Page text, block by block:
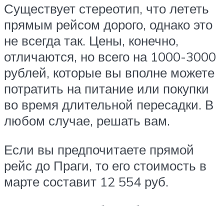
Существует стереотип, что лететь
прямым рейсом дорого, однако это
не всегда так. Цены, конечно,
отличаются, но всего на 1000-3000
рублей, которые вы вполне можете
потратить на питание или покупки
во время длительной пересадки. В
любом случае, решать вам.
Если вы предпочитаете прямой
рейс до Праги, то его стоимость в
марте составит 12 554 руб.